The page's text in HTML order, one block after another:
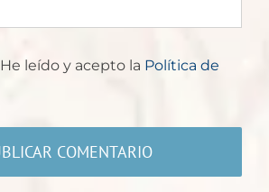
He leído y acepto la Política de